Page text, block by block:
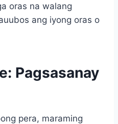
oras na walang
ang iyong oras o
Pagsasanay
pera, maraming